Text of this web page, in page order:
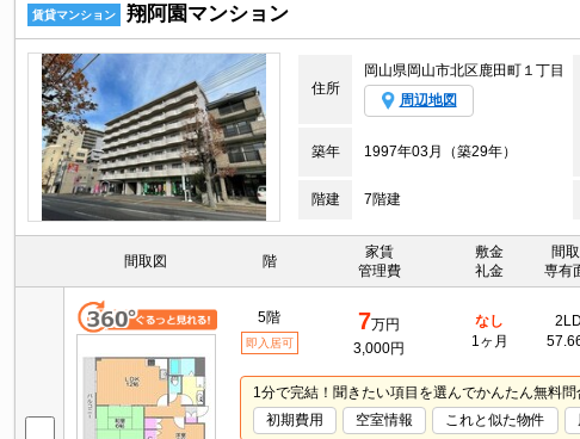
賃貸マンション 翔阿園マンション
住所
岡山県岡山市北区鹿田町１丁目
周辺地図
築年 1997年03月（築29年）
階建 7階建
間取図 階
家賃
管理費
敷金
礼金
間取
専有
5階
即入居可
7万円
3,000円
なし
1ヶ月
1分で完結！聞きたい項目を選んでかんたん無料問
初期費用
空室情報 これと似た物件